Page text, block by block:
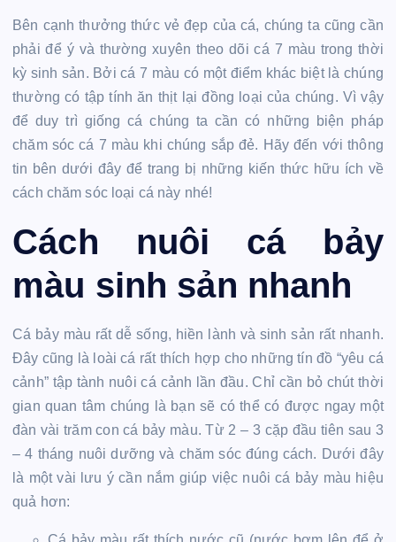
Bên cạnh thưởng thức vẻ đẹp của cá, chúng ta cũng cần
phải để ý và thường xuyên theo dõi cá 7 màu trong thời
kỳ sinh sản. Bởi cá 7 màu có một điểm khác biệt là chúng
thường có tập tính ăn thịt lại đồng loại của chúng. Vì vậy
để duy trì giống cá chúng ta cần có những biện pháp
chăm sóc cá 7 màu khi chúng sắp đẻ. Hãy đến với thông
tin bên dưới đây để trang bị những kiến thức hữu ích về
cách chăm sóc loại cá này nhé!
Cách nuôi cá bảy
màu sinh sản nhanh
Cá bảy màu rất dễ sống, hiền lành và sinh sản rất nhanh.
Đây cũng là loài cá rất thích hợp cho những tín đồ “yêu cá
cảnh” tập tành nuôi cá cảnh lần đầu. Chỉ cần bỏ chút thời
gian quan tâm chúng là bạn sẽ có thể có được ngay một
đàn vài trăm con cá bảy màu. Từ 2 – 3 cặp đầu tiên sau 3
– 4 tháng nuôi dưỡng và chăm sóc đúng cách. Dưới đây
là một vài lưu ý cần nắm giúp việc nuôi cá bảy màu hiệu
quả hơn: